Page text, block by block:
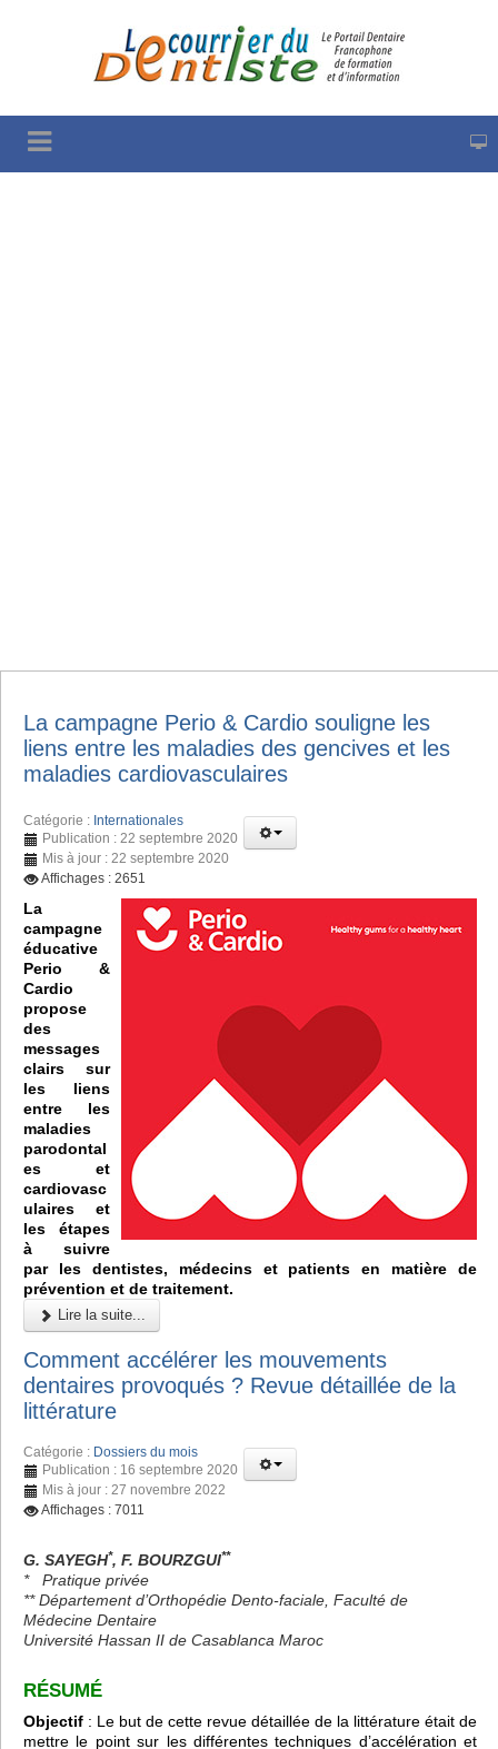
La campagne Perio & Cardio souligne les
liens entre les maladies des gencives et les
maladies cardiovasculaires
Catégorie : Internationales
Publication : 22 septembre 2020
Mis à jour : 22 septembre 2020
Affichages : 2651
La
campagne
éducative
Perio &
Cardio
propose
des
messages
clairs sur
les liens
entre les
maladies
parodontal
es et
cardiovasc
ulaires et
les étapes
à suivre
par les dentistes, médecins et patients en matière de
prévention et de traitement.
Lire la suite...
Comment accélérer les mouvements
dentaires provoqués ? Revue détaillée de la
littérature
Catégorie : Dossiers du mois
Publication : 16 septembre 2020
Mis à jour : 27 novembre 2022
Affichages : 7011
G. SAYEGH*, F. BOURZGUI**
*
Pratique privée
** Département d’Orthopédie Dento-faciale, Faculté de
Médecine Dentaire
Université Hassan II de Casablanca Maroc
RÉSUMÉ
Objectif : Le but de cette revue détaillée de la littérature était de
mettre le point sur les différentes techniques d’accélération et